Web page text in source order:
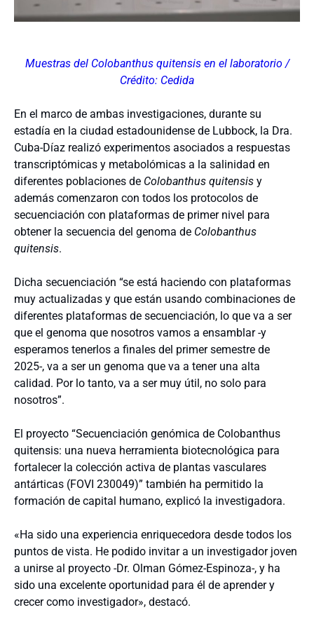
Muestras del Colobanthus quitensis en el laboratorio /
Crédito: Cedida
En el marco de ambas investigaciones, durante su
estadía en la ciudad estadounidense de Lubbock, la Dra.
Cuba-Díaz realizó experimentos asociados a respuestas
transcriptómicas y metabolómicas a la salinidad en
diferentes poblaciones de Colobanthus quitensis y
además comenzaron con todos los protocolos de
secuenciación con plataformas de primer nivel para
obtener la secuencia del genoma de Colobanthus
quitensis.
Dicha secuenciación “se está haciendo con plataformas
muy actualizadas y que están usando combinaciones de
diferentes plataformas de secuenciación, lo que va a ser
que el genoma que nosotros vamos a ensamblar -y
esperamos tenerlos a finales del primer semestre de
2025-, va a ser un genoma que va a tener una alta
calidad. Por lo tanto, va a ser muy útil, no solo para
nosotros”.
El proyecto “Secuenciación genómica de Colobanthus
quitensis: una nueva herramienta biotecnológica para
fortalecer la colección activa de plantas vasculares
antárticas (FOVI 230049)” también ha permitido la
formación de capital humano, explicó la investigadora.
«Ha sido una experiencia enriquecedora desde todos los
puntos de vista. He podido invitar a un investigador joven
a unirse al proyecto -Dr. Olman Gómez-Espinoza-, y ha
sido una excelente oportunidad para él de aprender y
crecer como investigador», destacó.